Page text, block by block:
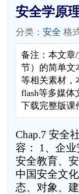
安全学原
分类： 安全 格
备注：本文章
节）的简单文
等相关素材，
flash等多媒
下载完整版课
Chap.7 安全
容： 1、企
安全教育、
中国安全文
态、对象、